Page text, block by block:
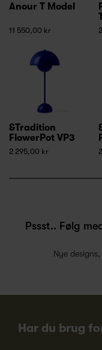
Anour T Model
11 550,00 kr
&Tradition
FlowerPot VP3
2 295,00 kr
Pssst.. Følg
Nye
Har du brug